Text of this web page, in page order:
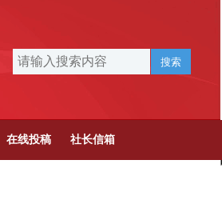
搜索
在线投稿 社长信箱